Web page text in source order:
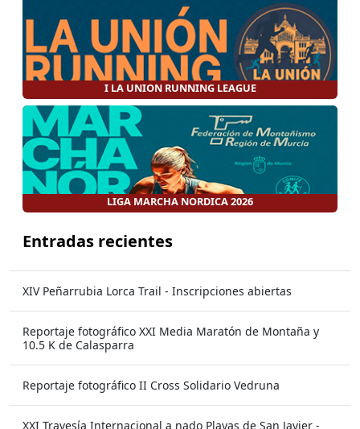
I LA UNION RUNNING LEAGUE
LIGA MARCHA NORDICA 2026
Entradas recientes
XIV Peñarrubia Lorca Trail - Inscripciones abiertas
Reportaje fotográfico XXI Media Maratón de Montaña y
10.5 K de Calasparra
Reportaje fotográfico II Cross Solidario Vedruna
XXI Travesía Internacional a nado Playas de San Javier -